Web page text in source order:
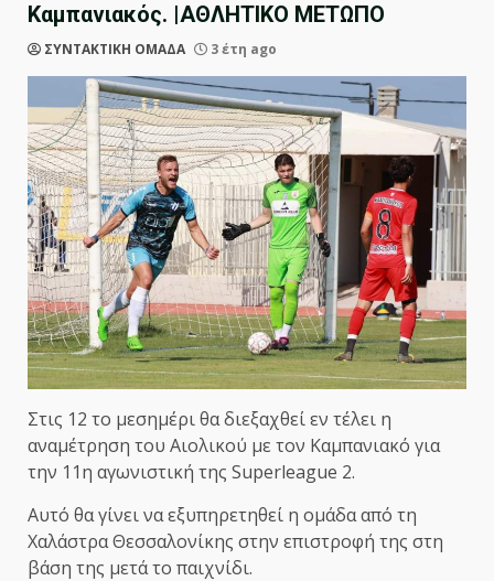
Καμπανιακός. |ΑΘΛΗΤΙΚΟ ΜΕΤΩΠΟ
ΣΥΝΤΑΚΤΙΚΗ ΟΜΑΔΑ 3 έτη ago
Στις 12 το μεσημέρι θα διεξαχθεί εν τέλει η
αναμέτρηση του Αιολικού με τον Καμπανιακό για
την 11η αγωνιστική της Superleague 2.
Αυτό θα γίνει να εξυπηρετηθεί η ομάδα από τη
Χαλάστρα Θεσσαλονίκης στην επιστροφή της στη
βάση της μετά το παιχνίδι.